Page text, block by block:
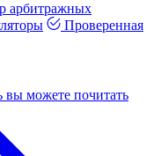
арбитражных
Проверенная
вы можете почитать